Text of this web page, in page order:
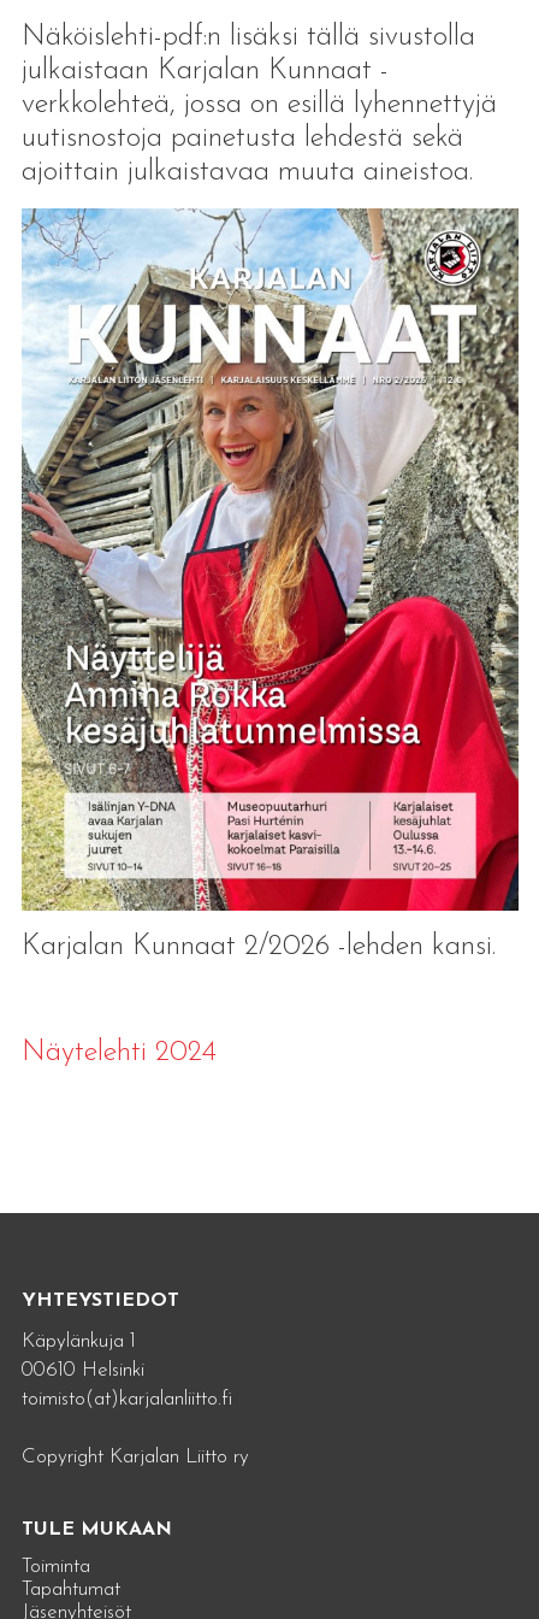
Näköislehti-pdf:n lisäksi tällä sivustolla
julkaistaan Karjalan Kunnaat -
verkkolehteä, jossa on esillä lyhennettyjä
uutisnostoja painetusta lehdestä sekä
ajoittain julkaistavaa muuta aineistoa.
Karjalan Kunnaat 2/2026 -lehden kansi.
Näytelehti 2024
YHTEYSTIEDOT
Käpylänkuja 1
00610 Helsinki
toimisto(at)karjalanliitto.fi
Copyright Karjalan Liitto ry
TULE MUKAAN
Toiminta
Tapahtumat
Jäsenyhteisöt